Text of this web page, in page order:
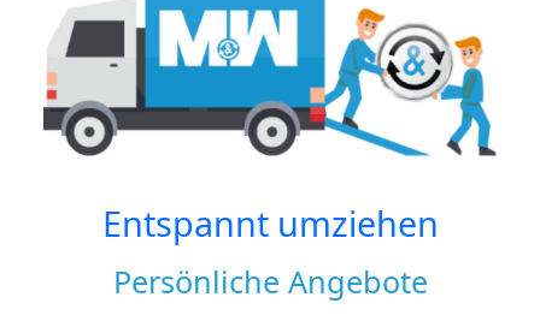
Entspannt umziehen
Persönliche Angebote